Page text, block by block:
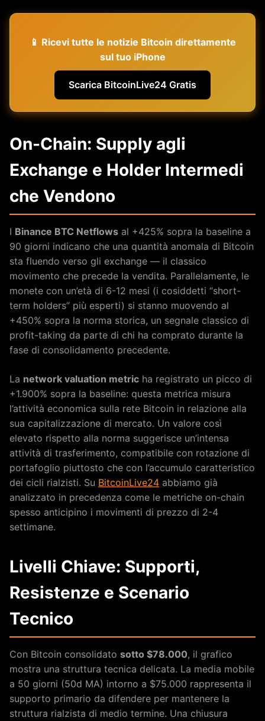
📱 Ricevi tutte le notizie Bitcoin direttamente
sul tuo iPhone
Scarica BitcoinLive24 Gratis
On-Chain: Supply agli
Exchange e Holder Intermedi
che Vendono
I Binance BTC Netflows al +425% sopra la baseline a
90 giorni indicano che una quantità anomala di Bitcoin
sta fluendo verso gli exchange — il classico
movimento che precede la vendita. Parallelamente, le
monete con un’età di 6-12 mesi (i cosiddetti “short-
term holders” più esperti) si stanno muovendo al
+450% sopra la norma storica, un segnale classico di
profit-taking da parte di chi ha comprato durante la
fase di consolidamento precedente.
La network valuation metric ha registrato un picco di
+1.900% sopra la baseline: questa metrica misura
l’attività economica sulla rete Bitcoin in relazione alla
sua capitalizzazione di mercato. Un valore così
elevato rispetto alla norma suggerisce un’intensa
attività di trasferimento, compatibile con rotazione di
portafoglio piuttosto che con l’accumulo caratteristico
dei cicli rialzisti. Su BitcoinLive24 abbiamo già
analizzato in precedenza come le metriche on-chain
spesso anticipino i movimenti di prezzo di 2-4
settimane.
Livelli Chiave: Supporti,
Resistenze e Scenario
Tecnico
Con Bitcoin consolidato sotto $78.000, il grafico
mostra una struttura tecnica delicata. La media mobile
a 50 giorni (50d MA) intorno a $75.000 rappresenta il
supporto primario da difendere per mantenere la
struttura rialzista di medio termine. Una chiusura